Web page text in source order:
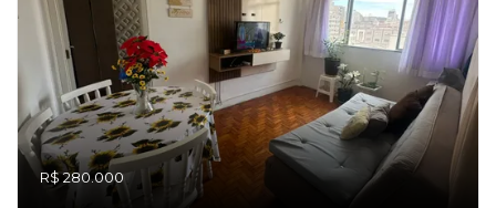
R$ 280.000